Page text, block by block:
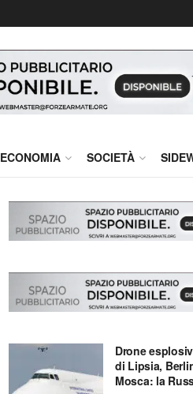
ECONOMIA SOCIETÀ
Drone
di Lipsia,
Mosca: la